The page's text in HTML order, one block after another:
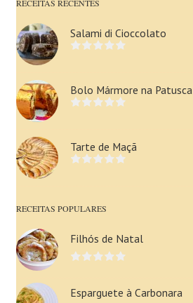
RECEITAS RECENTES
Salami di Cioccolato
Bolo Mármore na Patusca
Tarte de Maçã
RECEITAS POPULARES
Filhós de Natal
Esparguete à Carbonara